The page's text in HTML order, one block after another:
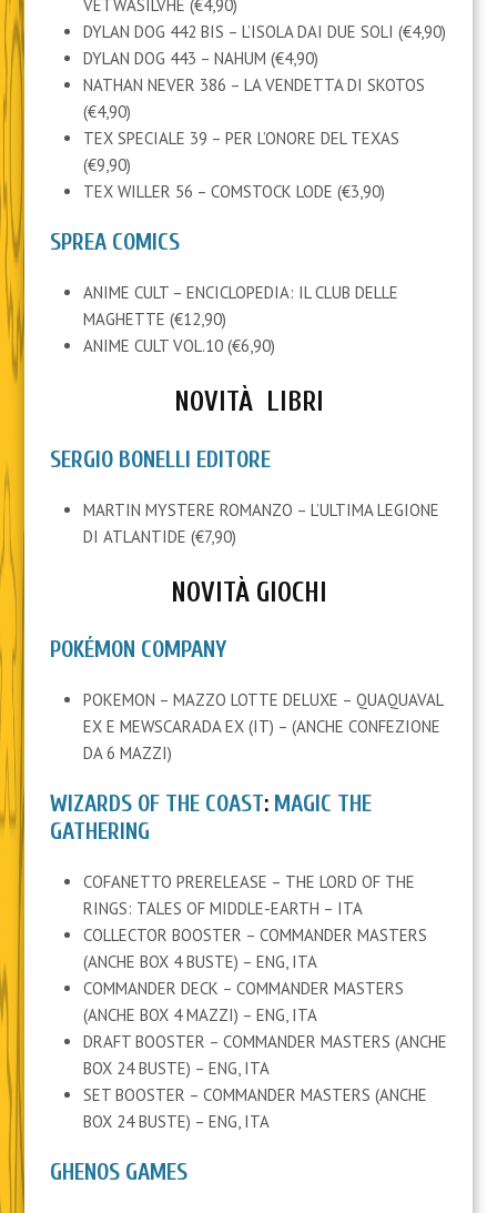
VETWASILVHE (€4,90)
DYLAN DOG 442 BIS – L’ISOLA DAI DUE SOLI (€4,90)
DYLAN DOG 443 – NAHUM (€4,90)
NATHAN NEVER 386 – LA VENDETTA DI SKOTOS
(€4,90)
TEX SPECIALE 39 – PER L’ONORE DEL TEXAS
(€9,90)
TEX WILLER 56 – COMSTOCK LODE (€3,90)
SPREA COMICS
ANIME CULT – ENCICLOPEDIA: IL CLUB DELLE
MAGHETTE (€12,90)
ANIME CULT VOL.10 (€6,90)
NOVITÀ LIBRI
SERGIO BONELLI EDITORE
MARTIN MYSTERE ROMANZO – L’ULTIMA LEGIONE
DI ATLANTIDE (€7,90)
NOVITÀ GIOCHI
POKÉMON COMPANY
POKEMON – MAZZO LOTTE DELUXE – QUAQUAVAL
EX E MEWSCARADA EX (IT) – (ANCHE CONFEZIONE
DA 6 MAZZI)
WIZARDS OF THE COAST: MAGIC THE
GATHERING
COFANETTO PRERELEASE – THE LORD OF THE
RINGS: TALES OF MIDDLE-EARTH – ITA
COLLECTOR BOOSTER – COMMANDER MASTERS
(ANCHE BOX 4 BUSTE) – ENG, ITA
COMMANDER DECK – COMMANDER MASTERS
(ANCHE BOX 4 MAZZI) – ENG, ITA
DRAFT BOOSTER – COMMANDER MASTERS (ANCHE
BOX 24 BUSTE) – ENG, ITA
SET BOOSTER – COMMANDER MASTERS (ANCHE
BOX 24 BUSTE) – ENG, ITA
GHENOS GAMES